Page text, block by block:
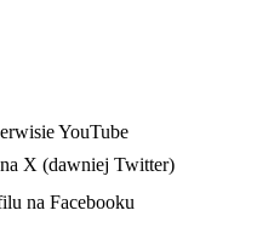
YouTube
X (dawniej Twitter)
na Facebooku